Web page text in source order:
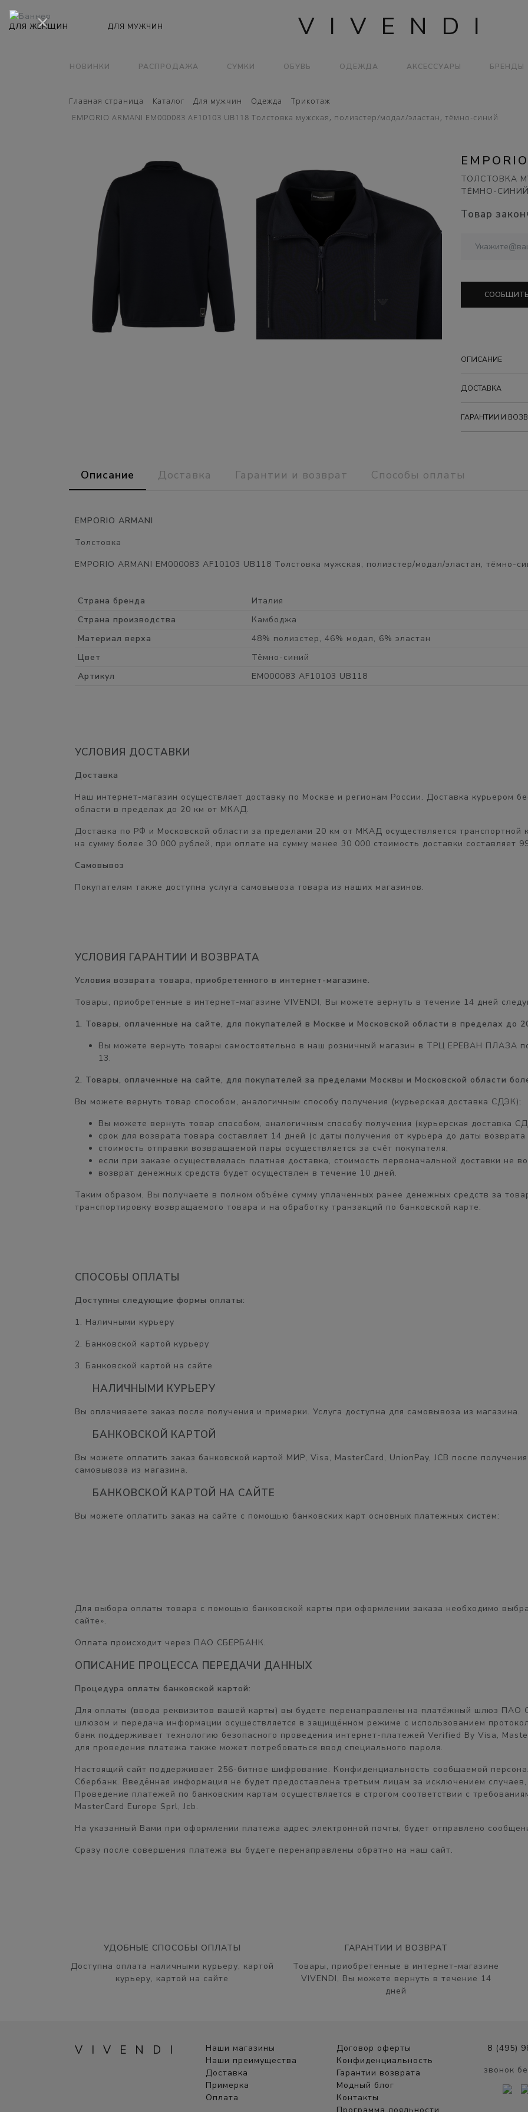
VIVENDI
НОВИНКИ РАСПРОДАЖА СУМКИ ОБУВЬ ОДЕЖДА АКСЕССУАРЫ БРЕНДЫ
Главная страница Каталог Для мужчин Одежда
Трикотаж
EMPORIO ARMANI EM000083 AF10103 UB118 Толстовка мужская, полиэстер/модал/эластан, тёмно-синий
ТОЛСТОВКА
ТЁМНО-
Товар
ОПИСАНИЕ
ДОСТАВКА
ГАРАНТИИ И
Описание Доставка Гарантии и возврат Способы оплаты
EMPORIO ARMANI
Толстовка
EMPORIO ARMANI EM000083 AF10103 UB118 Толстовка мужская, полиэстер/модал/эластан, тёмно-
Страна бренда
Италия
Страна производства
Камбоджа
Материал верха
48% полиэстер, 46% модал, 6% эластан
Цвет
Тёмно-синий
Артикул
EM000083 AF10103 UB118
УСЛОВИЯ ДОСТАВКИ
Доставка
Наш интернет-магазин осуществляет доставку по Москве и регионам России. Доставка курьером
области в пределах до 20 км от МКАД.
Доставка по РФ и Московской области за пределами 20 км от МКАД осуществляется
на сумму более 30 000 рублей, при оплате на сумму менее 30 000 стоимость доставки составляет
Самовывоз
Покупателям также доступна услуга самовывоза товара из наших магазинов.
УСЛОВИЯ ГАРАНТИИ И ВОЗВРАТА
Условия возврата товара, приобретенного в интернет-магазине.
Товары, приобретенные в интернет-магазине VIVENDI, Вы можете вернуть в течение 14 дней
1. Товары, оплаченные на сайте, для покупателей в Москве и Московской области в пределах до
Вы можете вернуть товары самостоятельно в наш розничный магазин в ТРЦ ЕРЕВАН ПЛАЗА
13.
2. Товары, оплаченные на сайте, для покупателей за пределами Москвы и Московской области
Вы можете вернуть товар способом, аналогичным способу получения (курьерская доставка СДЭК);
Вы можете вернуть товар способом, аналогичным способу получения (курьерская доставка
срок для возврата товара составляет 14 дней (с даты получения от курьера до даты возврата
стоимость отправки возвращаемой пары осуществляется за счёт покупателя;
если при заказе осуществлялась платная доставка, стоимость первоначальной доставки не
возврат денежных средств будет осуществлен в течение 10 дней.
Таким образом, Вы получаете в полном объёме сумму уплаченных ранее денежных средств за
транспортировку возвращаемого товара и на обработку транзакций по банковской карте.
СПОСОБЫ ОПЛАТЫ
Доступны следующие формы оплаты:
1. Наличными курьеру
2. Банковской картой курьеру
3. Банковской картой на сайте
НАЛИЧНЫМИ КУРЬЕРУ
Вы оплачиваете заказ после получения и примерки. Услуга доступна для самовывоза из магазина.
БАНКОВСКОЙ КАРТОЙ
Вы можете оплатить заказ банковской картой МИР, Visa, MasterCard, UnionPay, JCB после
самовывоза из магазина.
БАНКОВСКОЙ КАРТОЙ НА САЙТЕ
Вы можете оплатить заказ на сайте с помощью банковских карт основных платежных систем:
Для выбора оплаты товара с помощью банковской карты при оформлении заказа необходимо
сайте».
Оплата происходит через ПАО СБЕРБАНК.
ОПИСАНИЕ ПРОЦЕССА ПЕРЕДАЧИ ДАННЫХ
Процедура оплаты банковской картой:
Для оплаты (ввода реквизитов вашей карты) вы будете перенаправлены на платёжный шлюз ПАО
шлюзом и передача информации осуществляется в защищённом режиме с использованием
банк поддерживает технологию безопасного проведения интернет-платежей Verified By Visa,
для проведения платежа также может потребоваться ввод специального пароля.
Настоящий сайт поддерживает 256-битное шифрование. Конфиденциальность сообщаемой
Сбербанк. Введённая информация не будет предоставлена третьим лицам за исключением
Проведение платежей по банковским картам осуществляется в строгом соответствии с
MasterCard Europe Sprl, Jcb.
На указанный Вами при оформлении платежа адрес электронной почты, будет отправлено
Сразу после совершения платежа вы будете перенаправлены обратно на наш сайт.
УДОБНЫЕ СПОСОБЫ ОПЛАТЫ
Доступна оплата наличными курьеру, картой
курьеру, картой на сайте
ГАРАНТИИ И ВОЗВРАТ
Товары, приобретенные в интернет-магазине
VIVENDI, Вы можете вернуть в течение 14
дней
VIVENDI
Наши магазины
Наши преимущества
Доставка
Примерка
Оплата
Договор оферты
Конфиденциальность
Гарантии возврата
Модный блог
Контакты
8 (495)
звонок
×